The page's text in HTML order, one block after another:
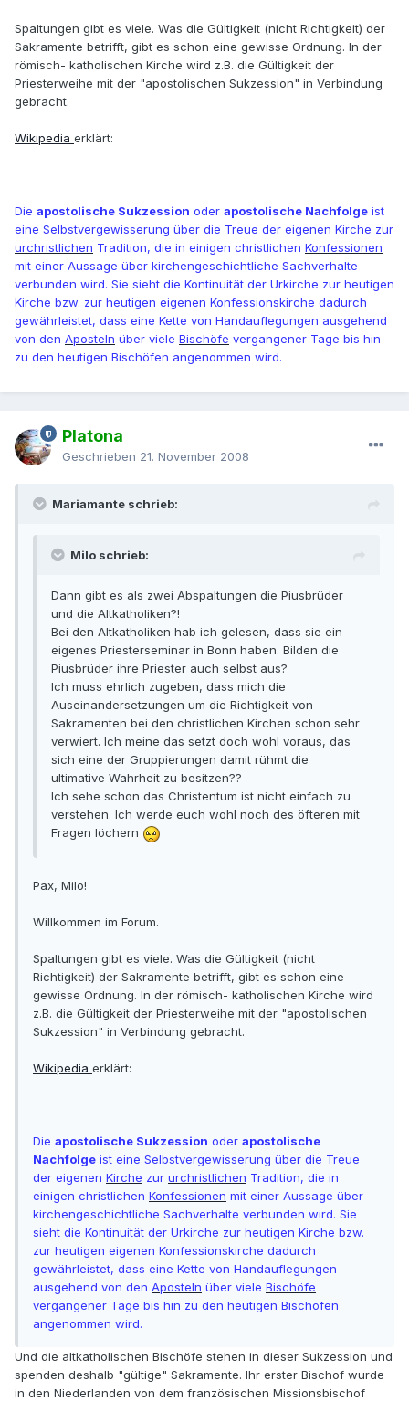
Spaltungen gibt es viele. Was die Gültigkeit (nicht Richtigkeit) der
Sakramente betrifft, gibt es schon eine gewisse Ordnung. In der
römisch- katholischen Kirche wird z.B. die Gültigkeit der
Priesterweihe mit der "apostolischen Sukzession" in Verbindung
gebracht.
Wikipedia erklärt:
Die apostolische Sukzession oder apostolische Nachfolge ist
eine Selbstvergewisserung über die Treue der eigenen Kirche zur
urchristlichen Tradition, die in einigen christlichen Konfessionen
mit einer Aussage über kirchengeschichtliche Sachverhalte
verbunden wird. Sie sieht die Kontinuität der Urkirche zur heutigen
Kirche bzw. zur heutigen eigenen Konfessionskirche dadurch
gewährleistet, dass eine Kette von Handauflegungen ausgehend
von den Aposteln über viele Bischöfe vergangener Tage bis hin
zu den heutigen Bischöfen angenommen wird.
Platona
Geschrieben 21. November 2008
Mariamante schrieb:
Milo schrieb:
Dann gibt es als zwei Abspaltungen die Piusbrüder
und die Altkatholiken?!
Bei den Altkatholiken hab ich gelesen, dass sie ein
eigenes Priesterseminar in Bonn haben. Bilden die
Piusbrüder ihre Priester auch selbst aus?
Ich muss ehrlich zugeben, dass mich die
Auseinandersetzungen um die Richtigkeit von
Sakramenten bei den christlichen Kirchen schon sehr
verwiert. Ich meine das setzt doch wohl voraus, das
sich eine der Gruppierungen damit rühmt die
ultimative Wahrheit zu besitzen??
Ich sehe schon das Christentum ist nicht einfach zu
verstehen. Ich werde euch wohl noch des öfteren mit
Fragen löchern
Pax, Milo!
Willkommen im Forum.
Spaltungen gibt es viele. Was die Gültigkeit (nicht
Richtigkeit) der Sakramente betrifft, gibt es schon eine
gewisse Ordnung. In der römisch- katholischen Kirche wird
z.B. die Gültigkeit der Priesterweihe mit der "apostolischen
Sukzession" in Verbindung gebracht.
Wikipedia erklärt:
Die apostolische Sukzession oder apostolische
Nachfolge ist eine Selbstvergewisserung über die Treue
der eigenen Kirche zur urchristlichen Tradition, die in
einigen christlichen Konfessionen mit einer Aussage über
kirchengeschichtliche Sachverhalte verbunden wird. Sie
sieht die Kontinuität der Urkirche zur heutigen Kirche bzw.
zur heutigen eigenen Konfessionskirche dadurch
gewährleistet, dass eine Kette von Handauflegungen
ausgehend von den Aposteln über viele Bischöfe
vergangener Tage bis hin zu den heutigen Bischöfen
angenommen wird.
Und die altkatholischen Bischöfe stehen in dieser Sukzession und
spenden deshalb "gültige" Sakramente. Ihr erster Bischof wurde
in den Niederlanden von dem französischen Missionsbischof